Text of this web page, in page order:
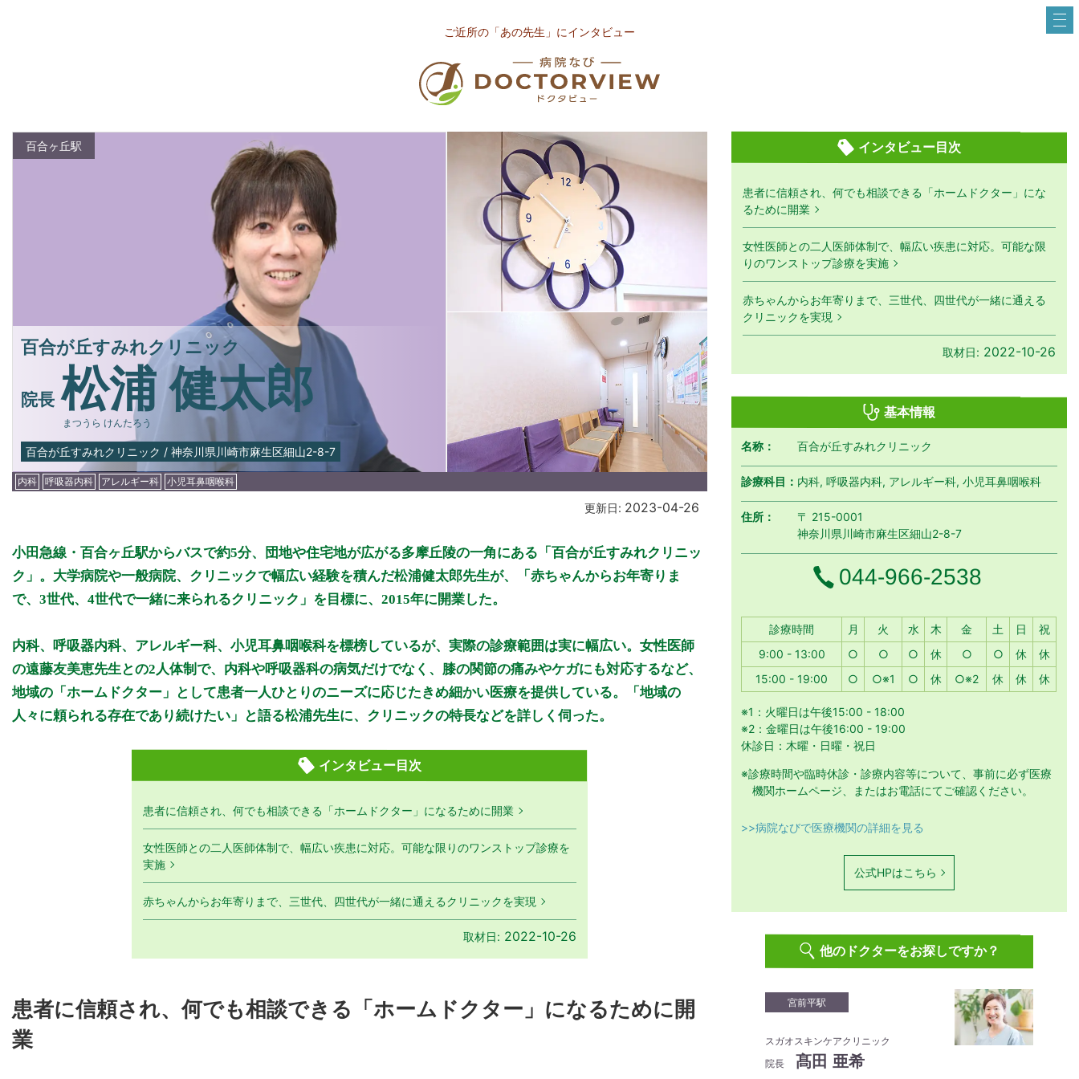
ご近所の「あの先生」にインタビュー
百合ヶ丘駅
百合が丘すみれクリニック
院長 松浦 健太郎
まつうら けんたろう
百合が丘すみれクリニック / 神奈川県川崎市麻生区細山2-8-7
内科 呼吸器内科 アレルギー科 小児耳鼻咽喉科
更新日: 2023-04-26
小田急線・百合ヶ丘駅からバスで約5分、団地や住宅地が広がる多摩丘陵の一角にある「百合が丘すみれクリニッ
ク」。大学病院や一般病院、クリニックで幅広い経験を積んだ松浦健太郎先生が、「赤ちゃんからお年寄りま
で、3世代、4世代で一緒に来られるクリニック」を目標に、2015年に開業した。
内科、呼吸器内科、アレルギー科、小児耳鼻咽喉科を標榜しているが、実際の診療範囲は実に幅広い。女性医師
の遠藤友美恵先生との2人体制で、内科や呼吸器科の病気だけでなく、膝の関節の痛みやケガにも対応するなど、
地域の「ホームドクター」として患者一人ひとりのニーズに応じたきめ細かい医療を提供している。「地域の
人々に頼られる存在であり続けたい」と語る松浦先生に、クリニックの特長などを詳しく伺った。
インタビュー目次
患者に信頼され、何でも相談できる「ホームドクター」になるために開業
女性医師との二人医師体制で、幅広い疾患に対応。可能な限りのワンストップ診療を
実施
赤ちゃんからお年寄りまで、三世代、四世代が一緒に通えるクリニックを実現
取材日: 2022-10-26
患者に信頼され、何でも相談できる「ホームドクター」になるために開
業
インタビュー目次
患者に信頼され、何でも相談できる「ホームドクター」にな
るために開業
女性医師との二人医師体制で、幅広い疾患に対応。可能な限
りのワンストップ診療を実施
赤ちゃんからお年寄りまで、三世代、四世代が一緒に通える
クリニックを実現
取材日: 2022-10-26
基本情報
名称： 百合が丘すみれクリニック
診療科目： 内科, 呼吸器内科, アレルギー科, 小児耳鼻咽喉科
住所：
〒 215-0001
神奈川県川崎市麻生区細山2-8-7
電話番号
044-966-2538
診療時間 月 月曜日
火 火曜日
水水曜日
木木曜日
金 金曜日
土 土曜日
日 日曜日
祝
9:00 - 13:00
○ ○ ○ 休 ○ ○ 休
休
15:00 - 19:00
○ ○※1 ○ 休 ○※2 休 休 休
※1：火曜日は午後15:00 - 18:00
※2：金曜日は午後16:00 - 19:00
休診日：木曜・日曜・祝日
※診療時間や臨時休診・診療内容等について、事前に必ず医療
機関ホームページ、またはお電話にてご確認ください。
>>病院なびで医療機関の詳細を見る
公式HPはこちら
他のドクターをお探しですか？
宮前平駅
スガオスキンケアクリニック
院長
髙田 亜希